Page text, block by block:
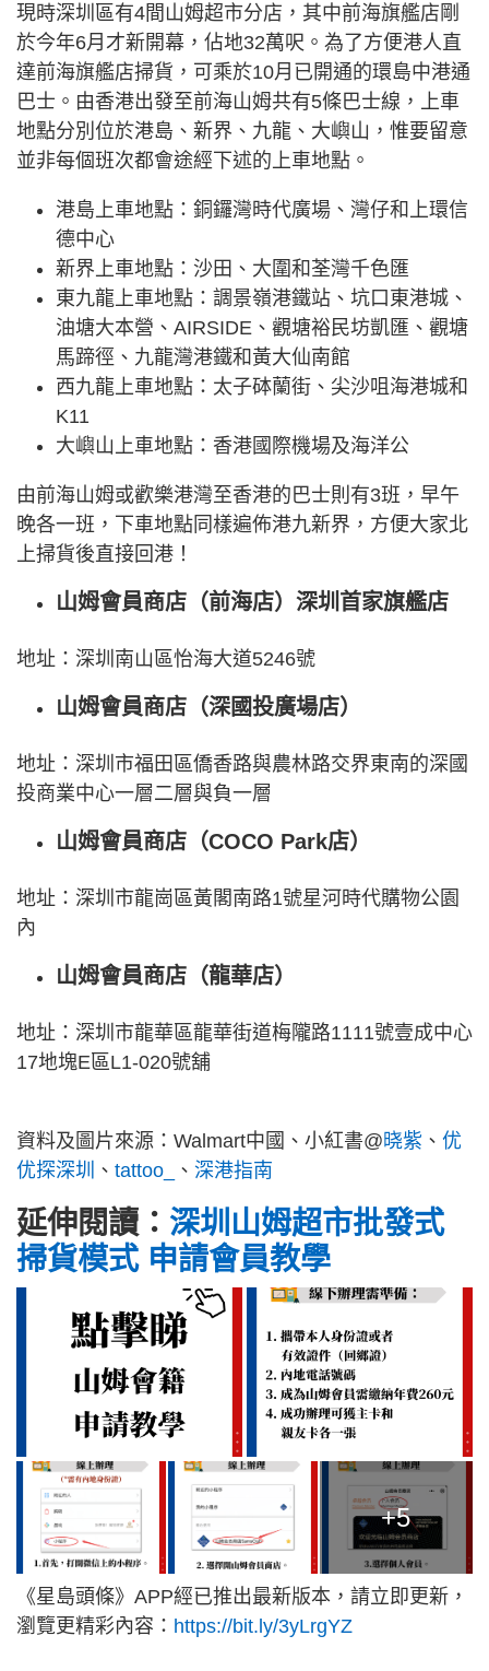
現時深圳區有4間山姆超市分店，其中前海旗艦店剛
於今年6月才新開幕，佔地32萬呎。為了方便港人直
達前海旗艦店掃貨，可乘於10月已開通的環島中港通
巴士。由香港出發至前海山姆共有5條巴士線，上車
地點分別位於港島、新界、九龍、大嶼山，惟要留意
並非每個班次都會途經下述的上車地點。
港島上車地點：銅鑼灣時代廣場、灣仔和上環信
德中心
新界上車地點：沙田、大圍和荃灣千色匯
東九龍上車地點：調景嶺港鐵站、坑口東港城、
油塘大本營、AIRSIDE、觀塘裕民坊凱匯、觀塘
馬蹄徑、九龍灣港鐵和黃大仙南館
西九龍上車地點：太子砵蘭街、尖沙咀海港城和
K11
大嶼山上車地點：香港國際機場及海洋公
由前海山姆或歡樂港灣至香港的巴士則有3班，早午
晚各一班，下車地點同樣遍佈港九新界，方便大家北
上掃貨後直接回港！
山姆會員商店（前海店）深圳首家旗艦店
地址：深圳南山區怡海大道5246號
山姆會員商店（深國投廣場店）
地址：深圳市福田區僑香路與農林路交界東南的深國
投商業中心一層二層與負一層
山姆會員商店（COCO Park店）
地址：深圳市龍崗區黃閣南路1號星河時代購物公園
內
山姆會員商店（龍華店）
地址：深圳市龍華區龍華街道梅隴路1111號壹成中心
17地塊E區L1-020號舖
資料及圖片來源：Walmart中國、小紅書@晓紫 、 优
优探深圳
、 tattoo_ 、 深港指南
延伸閱讀： 深圳山姆超市批發式
掃貨模式 申請會員教學
+5
《星島頭條》APP經已推出最新版本，請立即更新，
瀏覽更精彩內容： https://bit.ly/3yLrgYZ